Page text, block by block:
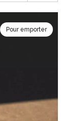
Pour emporter